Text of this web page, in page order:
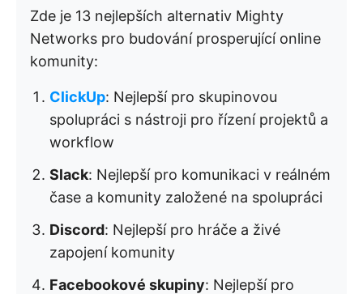
Zde je 13 nejlepších alternativ Mighty
Networks pro budování prosperující online
komunity:
ClickUp: Nejlepší pro skupinovou
spolupráci s nástroji pro řízení projektů a
workflow
Slack: Nejlepší pro komunikaci v reálném
čase a komunity založené na spolupráci
Discord: Nejlepší pro hráče a živé
zapojení komunity
Facebookové skupiny: Nejlepší pro